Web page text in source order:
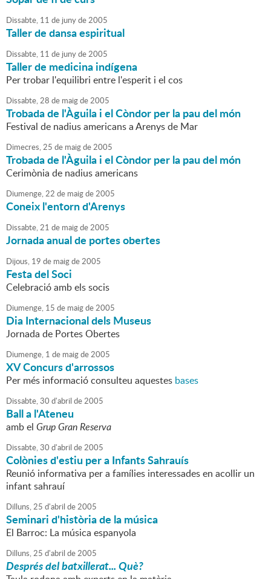
Dissabte, 11 de junyde2005
Taller de dansa espiritual
Dissabte, 11 de junyde2005
Taller de medicina indígena
Per trobar l'equilibri entre l'esperit i el cos
Dissabte,28 de maigde2005
Trobada de l'Àguila i el Còndor per la pau del món
Festival de nadius americans a Arenys de Mar
Dimecres,25 de maigde2005
Trobada de l'Àguila i el Còndor per la pau del món
Cerimònia de nadius americans
Diumenge,22 de maigde2005
Coneix l'entorn d'Arenys
Dissabte,21 de maigde2005
Jornada anual de portes obertes
Dijous, 19 de maigde2005
Festa del Soci
Celebració amb els socis
Diumenge, 15 de maigde2005
Dia Internacional dels Museus
Jornada de Portes Obertes
Diumenge, 1 de maigde2005
XV Concurs d'arrossos
Per més informació consulteu aquestes bases
Dissabte,30 d'abril de2005
Ball a l'Ateneu
amb el Grup Gran Reserva
Dissabte,30 d'abril de2005
Colònies d'estiu per a Infants Sahrauís
Reunió informativa per a famílies interessades en acollir un
infant sahrauí
Dilluns,25 d'abril de2005
Seminari d'història de la música
El Barroc: La música espanyola
Dilluns,25 d'abril de2005
Després del batxillerat... Què?